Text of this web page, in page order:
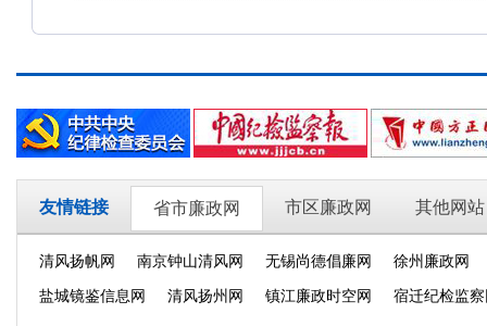
友情链接 省市廉政网 市区廉政网 其他网站
清风扬帆网 南京钟山清风网 无锡尚德倡廉网 徐州廉政网
盐城镜鉴信息网 清风扬州网 镇江廉政时空网 宿迁纪检监